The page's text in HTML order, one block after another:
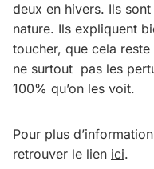
deux en hivers. Ils
nature. Ils expliquent
toucher, que cela
ne surtout pas les
100% qu’on les voit.
Pour plus
retrouver le lien ici.